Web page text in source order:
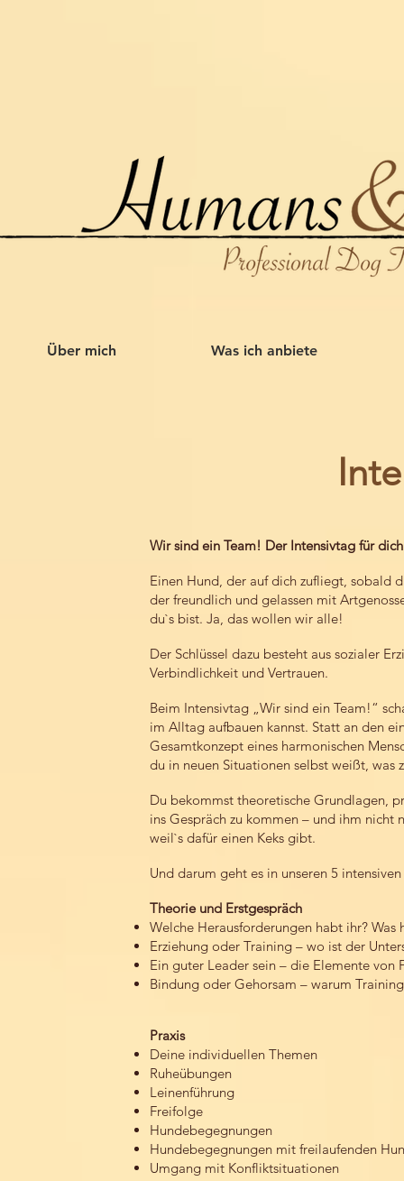
Über mich Was ich anbiete
Wir sind ein Team! Der Intensivtag für
Einen Hund, der auf dich zufliegt, sobald
der freundlich und gelassen mit
du`s bist. Ja, das wollen wir alle!
Der Schlüssel dazu besteht aus sozialer
Verbindlichkeit und Vertrauen.
Beim Intensivtag „Wir sind ein Team!“
im Alltag aufbauen kannst. Statt an den
Gesamtkonzept eines harmonischen
du in neuen Situationen selbst weißt, was
Du bekommst theoretische Grundlagen,
ins Gespräch zu kommen – und ihm nicht
weil`s dafür einen Keks gibt.
Und darum geht es in unseren 5
Theorie und Erstgespräch
Welche Herausforderungen habt ihr?
Erziehung oder Training – wo ist der
Ein guter Leader sein – die Elemente von
Bindung oder Gehorsam – warum
Praxis
Deine individuellen Themen
Ruheübungen
Leinenführung
Freifolge
Hundebegegnungen
Hundebegegnungen mit freilaufenden
Umgang mit Konfliktsituationen